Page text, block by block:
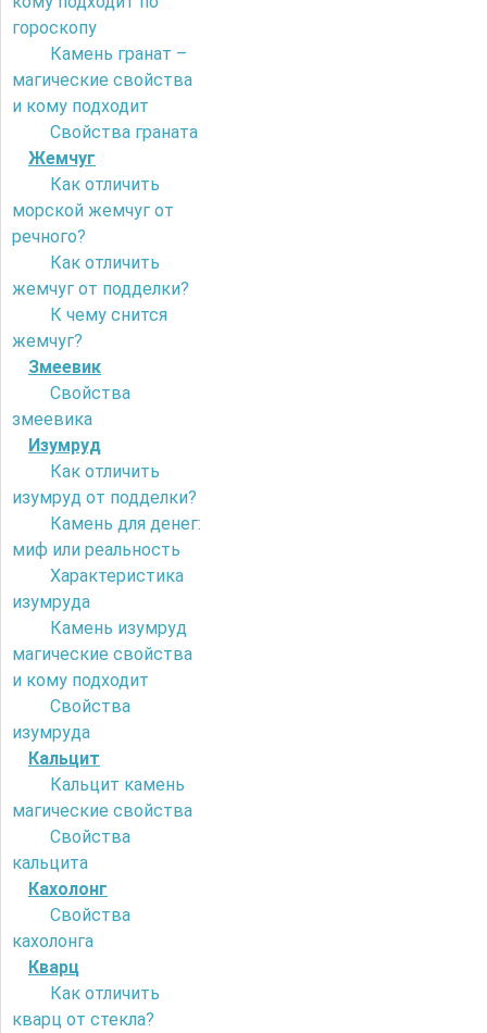
гороскопу
Камень гранат –
магические свойства
и кому подходит
Свойства граната
Жемчуг
Как отличить
морской жемчуг от
речного?
Как отличить
жемчуг от подделки?
К чему снится
жемчуг?
Змеевик
Свойства
змеевика
Изумруд
Как отличить
изумруд от подделки?
Камень для денег:
миф или реальность
Характеристика
изумруда
Камень изумруд
магические свойства
и кому подходит
Свойства
изумруда
Кальцит
Кальцит камень
магические свойства
Свойства
кальцита
Кахолонг
Свойства
кахолонга
Кварц
Как отличить
кварц от стекла?